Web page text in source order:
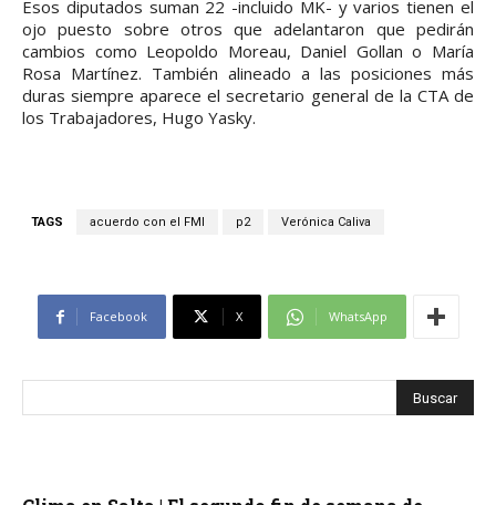
Esos diputados suman 22 -incluido MK- y varios tienen el
ojo puesto sobre otros que adelantaron que pedirán
cambios como Leopoldo Moreau, Daniel Gollan o María
Rosa Martínez. También alineado a las posiciones más
duras siempre aparece el secretario general de la CTA de
los Trabajadores, Hugo Yasky.
TAGS acuerdo con el FMI p2 Verónica Caliva
Facebook X WhatsApp